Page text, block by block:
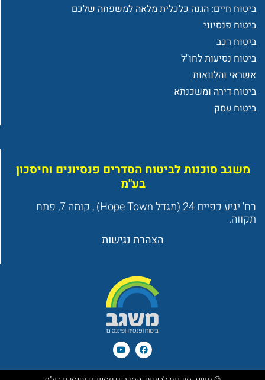
ביטוח חיים: הגנה כלכלית מלאה למשפחה שלכם
ביטוח פנסיוני
ביטוח רכב
ביטוח נסיעות לחו"ל
אשראי והלוואות
ביטוח דירה ומשכנתא
ביטוח עסק
משגב סוכנות לביטוח הסדרים פנסיונים וחיסכון
בע"מ
רח' יגיע כפיים 24 (מגדל Hope Town) , קומה 7, פתח
תקווה.
הצהרת נגישות